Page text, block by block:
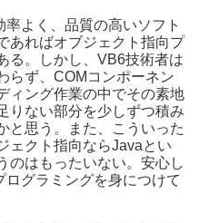
よく、品質の高いソフト
あればオブジェクト指向プ
る。しかし、VB6技術者は
らず、COMコンポーネン
ィング作業の中でその素地
りない部分を少しずつ積み
と思う。また、こういった
ェクト指向ならJavaとい
のはもったいない。安心し
グラミングを身につけて